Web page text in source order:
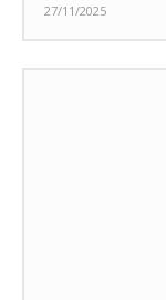
27/11/2025